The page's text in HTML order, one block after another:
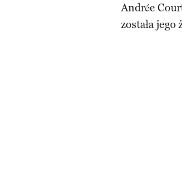
Andrée
została jego